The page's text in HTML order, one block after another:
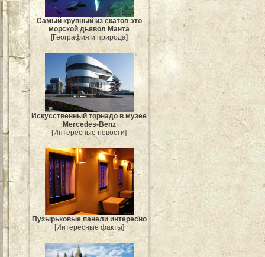
Самый крупный из скатов это
морской дьявол Манта
[География и природа]
Искусственный торнадо в музее
Mercedes-Benz
[Интересные новости]
Пузырьковые панели интересно
[Интересные факты]